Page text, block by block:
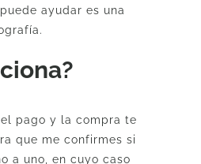
ayudar es una
pago y la compra te
que me confirmes si
a uno, en cuyo caso